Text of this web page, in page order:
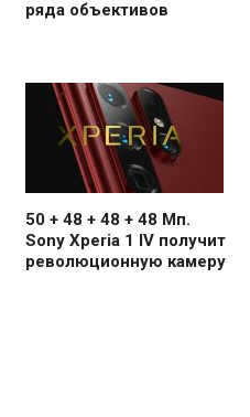
ряда объективов
50 + 48 + 48 + 48 Мп.
Sony Xperia 1 IV получит
революционную камеру